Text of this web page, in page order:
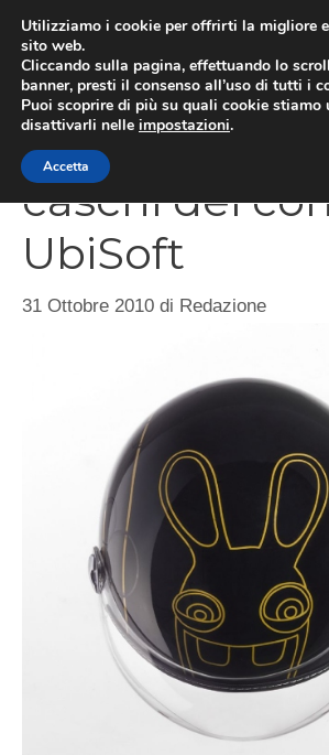
contenuto
Rabbids,
caschi dei
UbiSoft
31 Ottobre 2010 di Redazione
Utilizziamo i cookie per offrirti la migliore
sito web.
Cliccando sulla pagina, effettuando lo
banner, presti il consenso all’uso di tutti i
Puoi scoprire di più su quali cookie stiamo
disattivarli nelle impostazioni.
Accetta